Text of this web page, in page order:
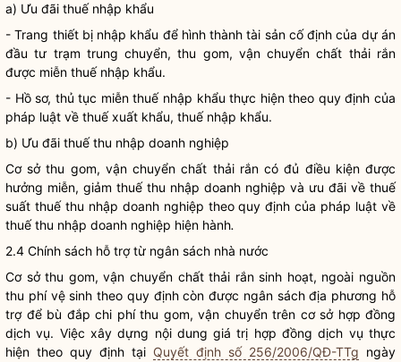
a) Ưu đãi thuế nhập khẩu
- Trang thiết bị nhập khẩu để hình thành tài sản cố định của dự án
đầu tư trạm trung chuyển, thu gom, vận chuyển chất thải rắn
được miễn thuếnhập khẩu.
- Hồ sơ, thủ tục miễn thuếnhập khẩu thực hiện theo quy định của
pháp luật về thuế xuất khẩu, thuế nhập khẩu.
b) Ưu đãi thuế thu nhập doanh nghiệp
Cơ sở thu gom, vận chuyển chất thải rắncó đủ điều kiện được
hưởng miễn, giảm thuế thu nhập doanh nghiệp và ưu đãi về thuế
suất thuế thu nhập doanh nghiệp theo quy định của pháp luật về
thuế thu nhập doanh nghiệp hiện hành.
2.4 Chính sách hỗ trợ từ ngân sách nhà nước
Cơ sở thu gom,vận chuyển chất thải rắnsinh hoạt, ngoài nguồn
thu phí vệ sinh theo quy định còn được ngân sách địa phương hỗ
trợ để bù đắp chi phíthu gom, vận chuyển trên cơ sở hợp đồng
dịch vụ. Việc xây dựng nội dung giá trị hợp đồng dịch vụ thực
hiện theo quy định tại Quyết định số 256/2006/QĐ-TTg ngày